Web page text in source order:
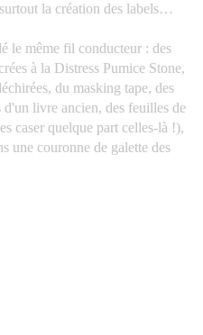
la création des labels…
le même fil conducteur : des
à la Distress Pumice Stone,
du masking tape, des
d'un livre ancien, des feuilles de
caser quelque part celles-là !),
une couronne de galette des